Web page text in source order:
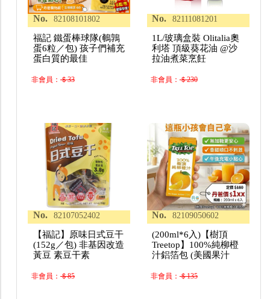
No. 82108101802
福記 鐵蛋棒球隊(鵪鶉
蛋6粒／包) 孩子們補充
蛋白質的最佳
非會員：＄33
No. 82111081201
1L/玻璃盒裝 Olitalia奧
利塔 頂級葵花油 @沙
拉油煮菜烹飪
非會員：＄230
No. 82107052402
【福記】原味日式豆干
(152g／包) 非基因改造
黃豆 素豆干素
非會員：＄85
No. 82109050602
(200ml*6入)【樹頂
Treetop】100%純柳橙
汁鋁箔包 (美國果汁
非會員：＄135